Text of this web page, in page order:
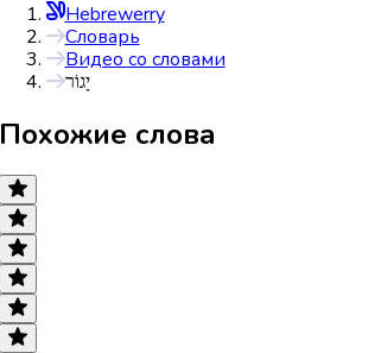
Hebrewerry
Словарь
Видео со словами
יָגוֹר
Похожие слова